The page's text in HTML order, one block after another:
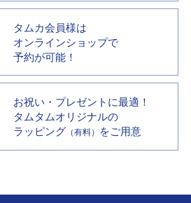
タムカ会員様は
オンラインショップで
予約が可能！
お祝い・プレゼントに最適！
タムタムオリジナルの
ラッピング （有料） をご用意